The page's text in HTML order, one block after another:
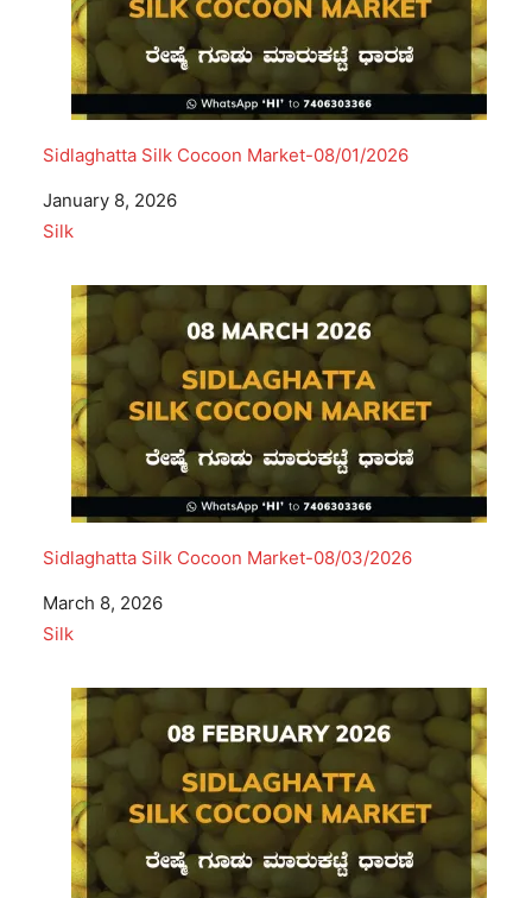
Sidlaghatta Silk Cocoon Market-08/01/2026
Date
January 8, 2026
In relation to
Silk
Sidlaghatta Silk Cocoon Market-08/03/2026
Date
March 8, 2026
In relation to
Silk